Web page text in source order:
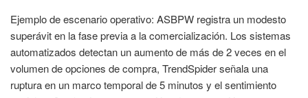
Ejemplo de escenario operativo: ASBPW registra un modesto
superávit en la fase previa a la comercialización. Los sistemas
automatizados detectan un aumento de más de 2 veces en el
volumen de opciones de compra, TrendSpider señala una
ruptura en un marco temporal de 5 minutos y el sentimiento